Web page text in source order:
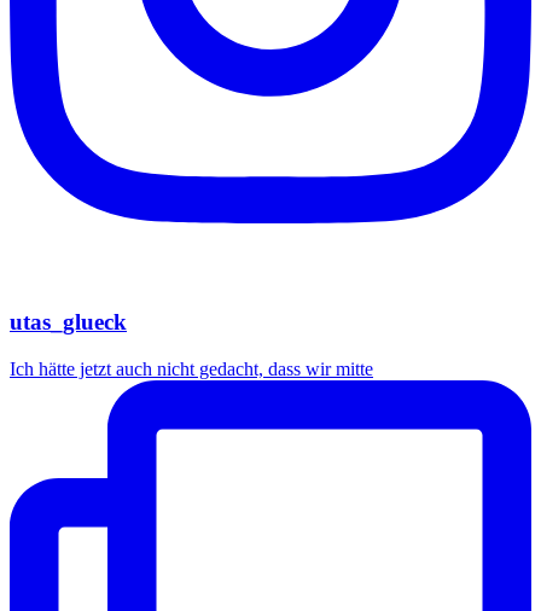
utas_glueck
Ich hätte jetzt auch nicht gedacht, dass wir mitte